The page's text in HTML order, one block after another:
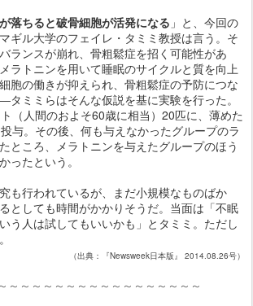
落ちると破骨細胞が活発になる 」と、今回の
ギル大学のフェイレ・タミミ教授は言う。そ
ランスが崩れ、骨粗鬆症を招く可能性があ
ラトニンを用いて睡眠のサイクルと質を向上
胞の働きが抑えられ、骨粗鬆症の予防につな
ミミらはそんな仮説を基に実験を行った。
（人間のおよそ60歳に相当）20匹に、薄めた
与。その後、何も与えなかったグループのラ
ところ、メラトニンを与えたグループのほう
ったという。
も行われているが、まだ小規模なものばか
としても時間がかかりそうだ。当面は「不眠
う人は試してもいいかも」とタミミ。ただし
（出典：『Newsweek日本版』 2014.08.26号）
～～～～～～～～～～～～～～～～～